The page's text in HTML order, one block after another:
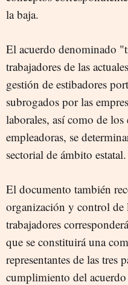
la baja.
El acuerdo denominado
trabajadores de las
gestión de estibadores
subrogados por las
laborales, así como de los
empleadoras, se
sectorial de ámbito estatal.
El documento también
organización y control
trabajadores
que se constituirá una
representantes de las tres
cumplimiento del acuerdo